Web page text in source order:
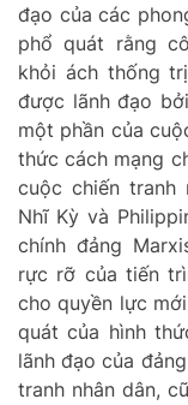
đạo của các
phổ quát rằng
khỏi ách thống
được lãnh đạo
một phần của
thức cách mạng
cuộc chiến tranh
Nhĩ Kỳ và
chính đảng
rực rỡ của tiến
cho quyền lực
quát của hình
lãnh đạo của
tranh nhân dân,